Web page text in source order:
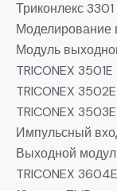
Триконлекс
Моделирование
Модуль
TRICONEX
TRICONEX
TRICONEX
Импульсный
Выходной
TRICONEX